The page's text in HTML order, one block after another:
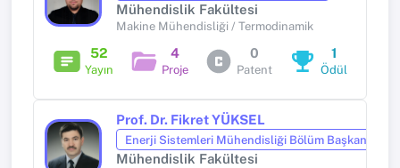
Mühendislik Fakültesi
Makine Mühendisliği / Termodinamik
52
Yayın
4
Proje
0
Patent
1
Ödül
Prof. Dr. Fikret YÜKSEL
Enerji Sistemleri Mühendisliği Bölüm Başkanı
Mühendislik Fakültesi